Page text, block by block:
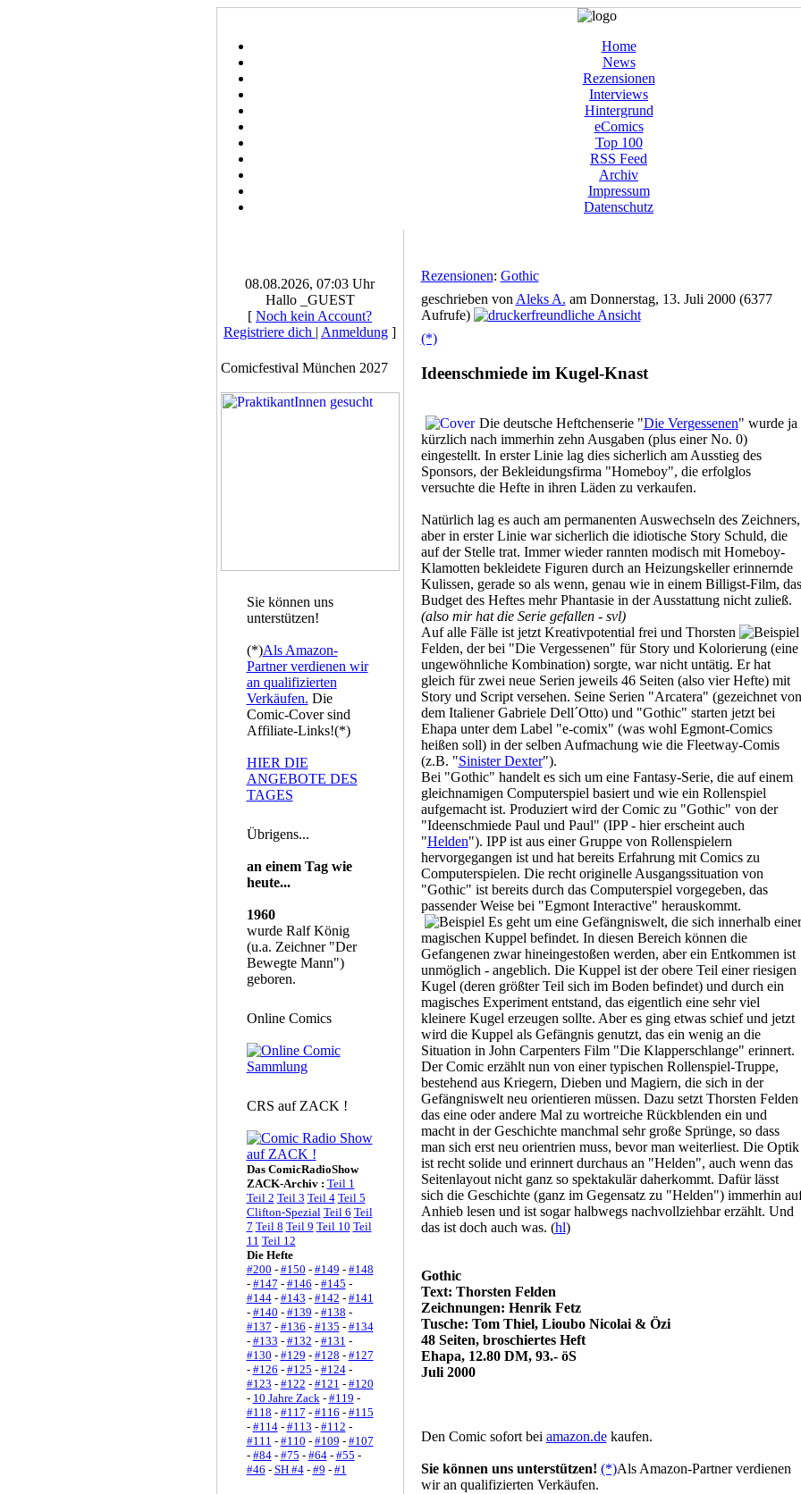
Home
News
Rezensionen
Interviews
Hintergrund
eComics
Top 100
RSS Feed
Archiv
Impressum
Datenschutz
08.08.2026, 07:03 Uhr
Hallo _GUEST
[ Noch kein Account?
Registriere dich | Anmeldung ]
Comicfestival München 2027
Sie können uns
unterstützen!
(*)Als Amazon-
Partner verdienen wir
an qualifizierten
Verkäufen. Die
Comic-Cover sind
Affiliate-Links!(*)
HIER DIE
ANGEBOTE DES
TAGES
Übrigens...
an einem Tag wie
heute...
1960
wurde Ralf König
(u.a. Zeichner "Der
Bewegte Mann")
geboren.
Online Comics
CRS auf ZACK !
Das ComicRadioShow
ZACK-Archiv : Teil 1
Teil 2 Teil 3 Teil 4 Teil 5
Clifton-Spezial Teil 6 Teil
7 Teil 8 Teil 9 Teil 10 Teil
11 Teil 12
Die Hefte
#200 - #150 - #149 - #148
- #147 - #146 - #145 -
#144- #143 - #142 - #141
- #140 - #139 - #138 -
#137 - #136 - #135 - #134
- #133 - #132 - #131 -
#130 - #129 - #128 - #127
- #126 - #125 - #124-
#123 - #122 - #121 - #120
- 10 Jahre Zack- #119 -
#118 - #117 - #116 - #115
- #114- #113 - #112 -
#111 - #110 - #109 - #107
- #84- #75 - #64- #55 -
#46 - SH #4- #9 - #1
Rezensionen: Gothic
geschrieben von Aleks A. am Donnerstag, 13. Juli 2000 (6377
Aufrufe)
(*)
Ideenschmiede im Kugel-Knast
Die deutsche Heftchenserie "Die Vergessenen" wurde ja
kürzlich nach immerhin zehn Ausgaben (plus einer No. 0)
eingestellt. In erster Linie lag dies sicherlich am Ausstieg des
Sponsors, der Bekleidungsfirma "Homeboy", die erfolglos
versuchte die Hefte in ihren Läden zu verkaufen.
Natürlich lag es auch am permanenten Auswechseln des Zeichners,
aber in erster Linie war sicherlich die idiotische Story Schuld, die
auf der Stelle trat. Immer wieder rannten modisch mit Homeboy-
Klamotten bekleidete Figuren durch an Heizungskeller erinnernde
Kulissen, gerade so als wenn, genau wie in einem Billigst-Film, das
Budget des Heftes mehr Phantasie in der Ausstattung nicht zuließ.
(also mir hat die Serie gefallen - svl)
Auf alle Fälle ist jetzt Kreativpotential frei und Thorsten
Felden, der bei "Die Vergessenen" für Story und Kolorierung (eine
ungewöhnliche Kombination) sorgte, war nicht untätig. Er hat
gleich für zwei neue Serien jeweils 46 Seiten (also vier Hefte) mit
Story und Script versehen. Seine Serien "Arcatera" (gezeichnet von
dem Italiener Gabriele Dell´Otto) und "Gothic" starten jetzt bei
Ehapa unter dem Label "e-comix" (was wohl Egmont-Comics
heißen soll) in der selben Aufmachung wie die Fleetway-Comis
(z.B. "Sinister Dexter").
Bei "Gothic" handelt es sich um eine Fantasy-Serie, die auf einem
gleichnamigen Computerspiel basiert und wie ein Rollenspiel
aufgemacht ist. Produziert wird der Comic zu "Gothic" von der
"Ideenschmiede Paul und Paul" (IPP - hier erscheint auch
"Helden"). IPP ist aus einer Gruppe von Rollenspielern
hervorgegangen ist und hat bereits Erfahrung mit Comics zu
Computerspielen. Die recht originelle Ausgangssituation von
"Gothic" ist bereits durch das Computerspiel vorgegeben, das
passender Weise bei "Egmont Interactive" herauskommt.
Es geht um eine Gefängniswelt, die sich innerhalb einer
magischen Kuppel befindet. In diesen Bereich können die
Gefangenen zwar hineingestoßen werden, aber ein Entkommen ist
unmöglich - angeblich. Die Kuppel ist der obere Teil einer riesigen
Kugel (deren größter Teil sich im Boden befindet) und durch ein
magisches Experiment entstand, das eigentlich eine sehr viel
kleinere Kugel erzeugen sollte. Aber es ging etwas schief und jetzt
wird die Kuppel als Gefängnis genutzt, das ein wenig an die
Situation in John Carpenters Film "Die Klapperschlange" erinnert.
Der Comic erzählt nun von einer typischen Rollenspiel-Truppe,
bestehend aus Kriegern, Dieben und Magiern, die sich in der
Gefängniswelt neu orientieren müssen. Dazu setzt Thorsten Felden
das eine oder andere Mal zu wortreiche Rückblenden ein und
macht in der Geschichte manchmal sehr große Sprünge, so dass
man sich erst neu orientrien muss, bevor man weiterliest. Die Optik
ist recht solide und erinnert durchaus an "Helden", auch wenn das
Seitenlayout nicht ganz so spektakulär daherkommt. Dafür lässt
sich die Geschichte (ganz im Gegensatz zu "Helden") immerhin
Anhieb lesen und ist sogar halbwegs nachvollziehbar erzählt. Und
das ist doch auch was. (hl)
Gothic
Text: Thorsten Felden
Zeichnungen: Henrik Fetz
Tusche: Tom Thiel, Lioubo Nicolai & Özi
48 Seiten, broschiertes Heft
Ehapa, 12.80 DM, 93.- öS
Juli 2000
Den Comic sofort bei amazon.dekaufen.
Sie können uns unterstützen! (*)Als Amazon-Partner verdienen
wir an qualifizierten Verkäufen.